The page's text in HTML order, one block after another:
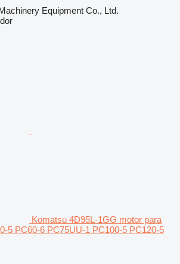
Equipment Co., Ltd.
Komatsu 4D95L-1GG motor para
PC60‑6 PC75UU‑1 PC100‑5 PC120‑5